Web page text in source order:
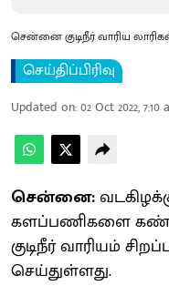
சென்னை குடிநீர் வாரிய
செய்திப்பிரிவு
Updated on:02 Oct 2022, 7:10
சென்னை:
களப்பணிகளை
குடிநீர் வாரியம்
செய்துள்ளது.